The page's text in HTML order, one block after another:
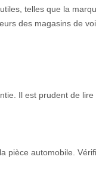
telles que la
des magasins de
Il est prudent de
automobile.